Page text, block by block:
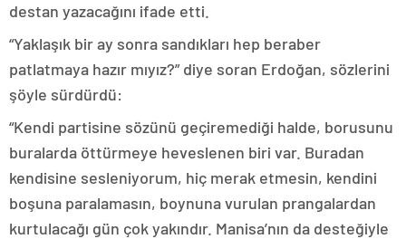
destan yazacağını ifade etti.
“Yaklaşık bir ay sonra sandıkları hep beraber
patlatmaya hazır mıyız?” diye soran Erdoğan, sözlerini
şöyle sürdürdü:
“Kendi partisine sözünü geçiremediği halde, borusunu
buralarda öttürmeye heveslenen biri var. Buradan
kendisine sesleniyorum, hiç merak etmesin, kendini
boşuna paralamasın, boynuna vurulan prangalardan
kurtulacağı gün çok yakındır. Manisa’nın da desteğiyle